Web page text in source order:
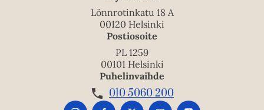
Lönnrotinkatu 18 A
00120 Helsinki
Postiosoite
PL 1259
00101 Helsinki
Puhelinvaihde
010 5060 200